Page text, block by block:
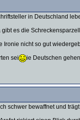
in Deutschland
es die
nicht so gut
sei ie Deutschen
schwer bewaffnet und